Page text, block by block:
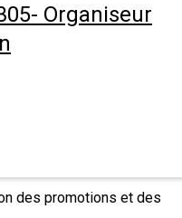
Organiseur
des promotions et des